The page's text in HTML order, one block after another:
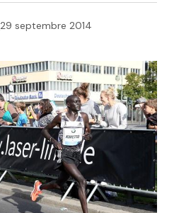
29 septembre 2014